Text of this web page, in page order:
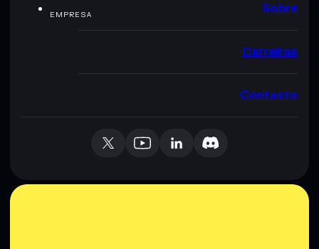
EMPRESA Sobre
Carreiras
Contacto